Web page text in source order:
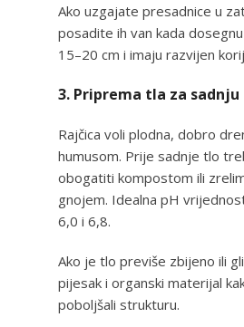
Ako uzgajate presadnice u
posadite ih van kada
15–20 cm i imaju razvijen
3. Priprema tla za sadnju
Rajčica voli plodna, dobro
humusom. Prije sadnje tlo
obogatiti kompostom ili
gnojem. Idealna pH
6,0 i 6,8.
Ako je tlo previše zbijeno ili
pijesak i organski materijal
poboljšali strukturu.